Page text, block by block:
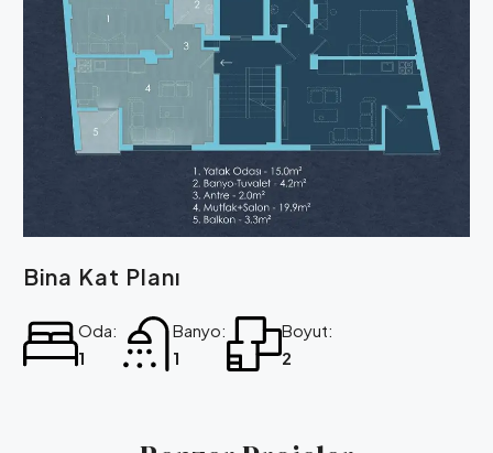
Bina Kat Planı
Oda:
1
Banyo:
1
Boyut:
2